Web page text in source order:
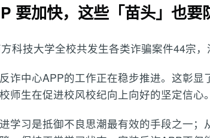
要加快，这些「苗头」也要
科技大学全校共发生各类诈骗案件44宗，
诈中心APP的工作正在稳步推进。这彰
师生在促进校风校纪向上向好的坚定信心。
学习是抵御不良思潮最有效的手段之一；